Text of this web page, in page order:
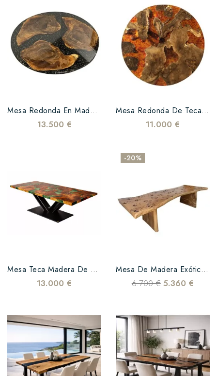
Mesa Redonda En Madera De Nogal Y Epoxy Negra
13.500 €
Mesa Redonda De Teca Y Resina Epoxi Naranja
11.000 €
Mesa Teca Madera De Testa Resina Verde
13.000 €
Mesa De Madera Exótica De Diseño Esculpido Manos
6.700 €
-20%
5.360 €